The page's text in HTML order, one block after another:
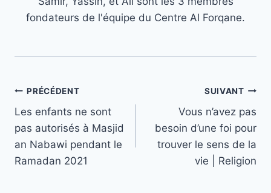
fondateurs de l'équipe du Centre Al Forqane.
Navigation
de
l’article
PRÉCÉDENT
Les enfants ne sont
pas autorisés à Masjid
an Nabawi pendant le
Ramadan 2021
SUIVANT
Vous n’avez pas
besoin d’une foi pour
trouver le sens de la
vie | Religion